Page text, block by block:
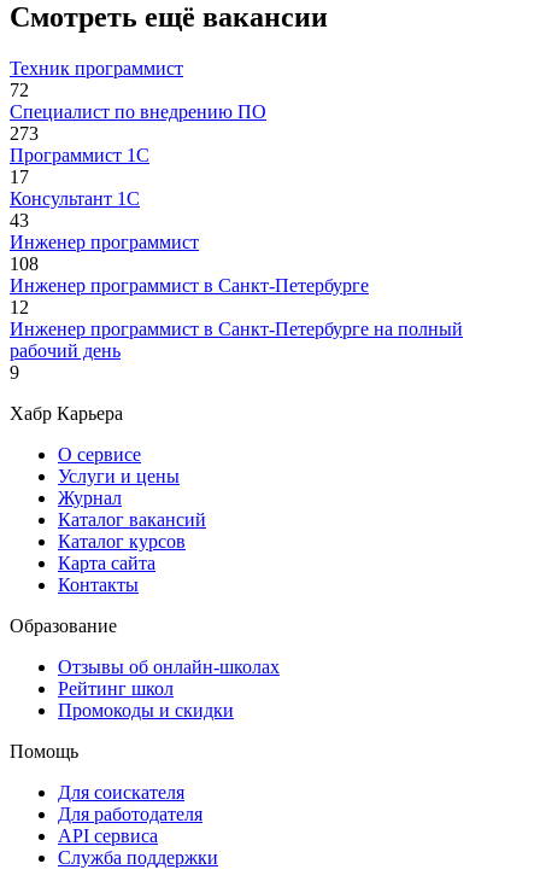
Смотреть ещё вакансии
Техник программист
72
Специалист по внедрению ПО
273
Программист 1С
17
Консультант 1С
43
Инженер программист
108
Инженер программист в Санкт-Петербурге
12
Инженер программист в Санкт-Петербурге на полный
рабочий день
9
Хабр Карьера
О сервисе
Услуги и цены
Журнал
Каталог вакансий
Каталог курсов
Карта сайта
Контакты
Образование
Отзывы об онлайн-школах
Рейтинг школ
Промокоды и скидки
Помощь
Для соискателя
Для работодателя
API сервиса
Служба поддержки